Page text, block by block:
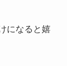
になると嬉